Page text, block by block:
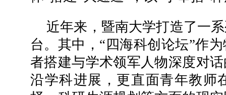
近年来，暨南大学打造了一
台。其中，“四海科创论坛”作
者搭建与学术领军人物深度对
沿学科进展，更直面青年教师